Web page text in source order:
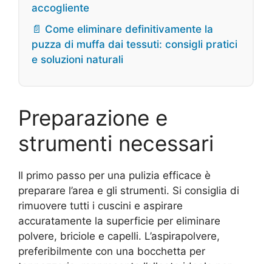
accogliente
📄 Come eliminare definitivamente la
puzza di muffa dai tessuti: consigli pratici
e soluzioni naturali
Preparazione e
strumenti necessari
Il primo passo per una pulizia efficace è
preparare l’area e gli strumenti. Si consiglia di
rimuovere tutti i cuscini e aspirare
accuratamente la superficie per eliminare
polvere, briciole e capelli. L’aspirapolvere,
preferibilmente con una bocchetta per